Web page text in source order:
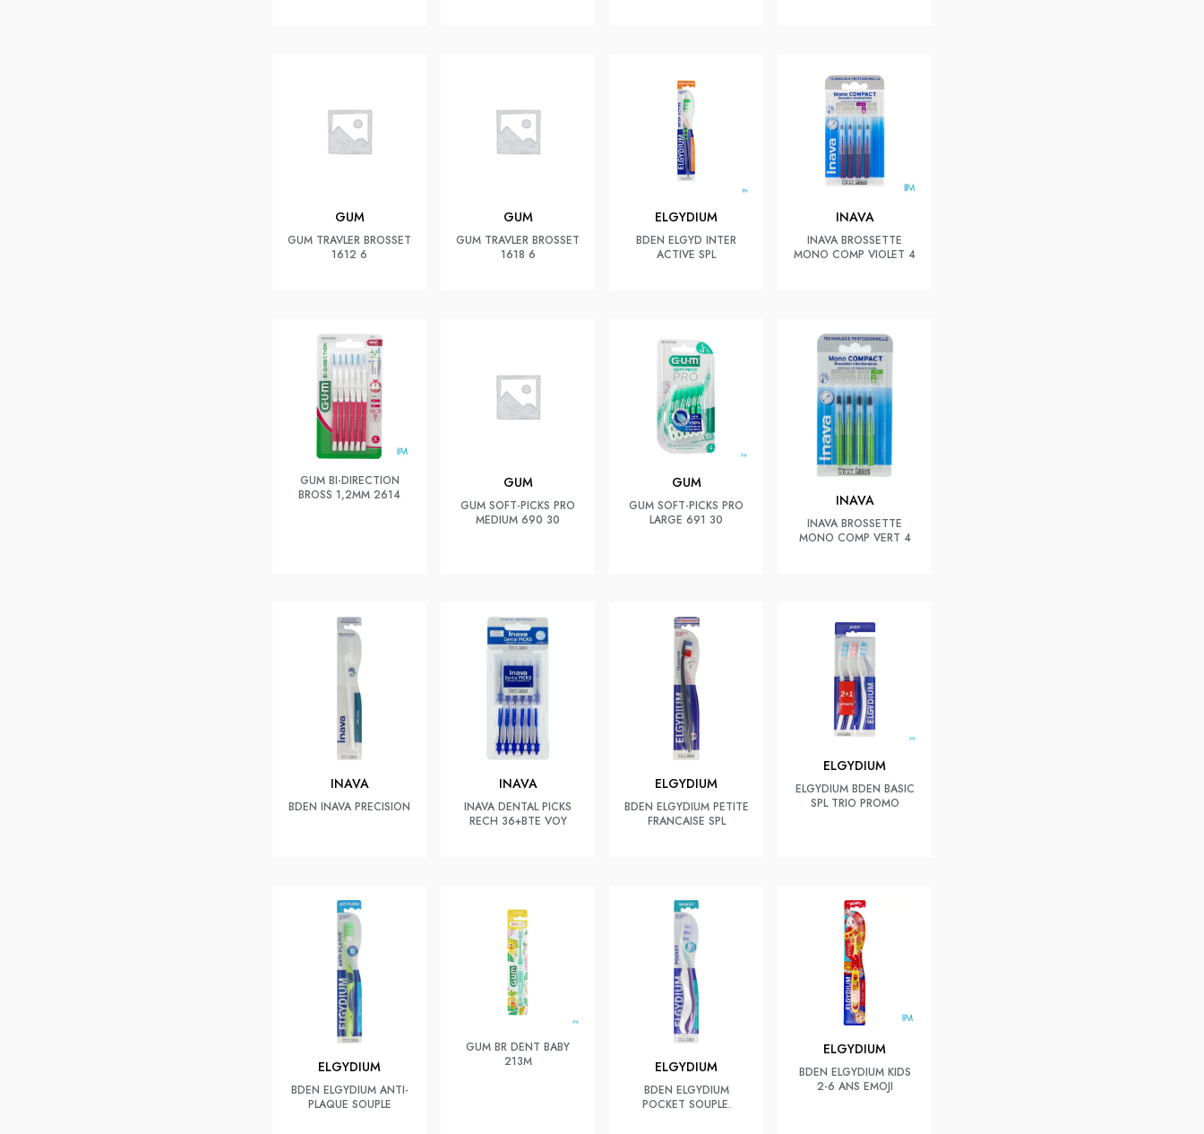
GUM
GUM TRAVLER BROSSET
1612 6
GUM
GUM TRAVLER BROSSET
1618 6
ELGYDIUM
BDEN ELGYD INTER
ACTIVE SPL
INAVA
INAVA BROSSETTE
MONO COMP VIOLET 4
GUM BI-DIRECTION
BROSS 1,2MM 2614
GUM
GUM SOFT-PICKS PRO
MEDIUM 690 30
GUM
GUM SOFT-PICKS PRO
LARGE 691 30
INAVA
INAVA BROSSETTE
MONO COMP VERT 4
INAVA
BDEN INAVA PRECISION
INAVA
INAVA DENTAL PICKS
RECH 36+BTE VOY
ELGYDIUM
BDEN ELGYDIUM PETITE
FRANCAISE SPL
ELGYDIUM
ELGYDIUM BDEN BASIC
SPL TRIO PROMO
ELGYDIUM
BDEN ELGYDIUM ANTI-
PLAQUE SOUPLE
GUM BR DENT BABY
213M
ELGYDIUM
BDEN ELGYDIUM
POCKET SOUPLE.
ELGYDIUM
BDEN ELGYDIUM KIDS
2-6 ANS EMOJI